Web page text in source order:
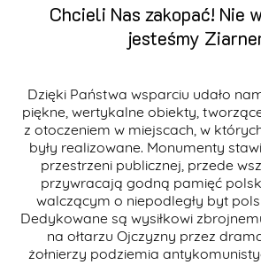
Chcieli Nas zakopać! Nie
jesteśmy
Dzięki Państwa wsparciu udało
piękne, wertykalne obiekty,
z otoczeniem w miejscach, w
były realizowane. Monumenty
przestrzeni publicznej, przede
przywracają godną pamięć
walczącym o niepodległy byt
Dedykowane są wysiłkowi
na ołtarzu Ojczyzny przez
żołnierzy podziemia